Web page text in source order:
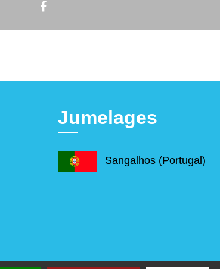
Jumelages
Sangalhos (Portugal)